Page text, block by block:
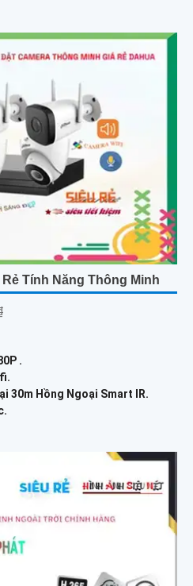
Tính Năng Thông Minh
.
30m Hồng Ngoại Smart IR.